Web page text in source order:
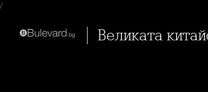
/
Великата